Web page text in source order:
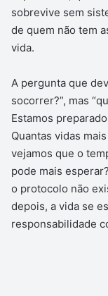
sobrevive sem
de quem não tem
vida.
A pergunta que
socorrer?”, mas
Estamos
Quantas vidas
vejamos que o
pode mais
o protocolo não
depois, a vida se
responsabilidade